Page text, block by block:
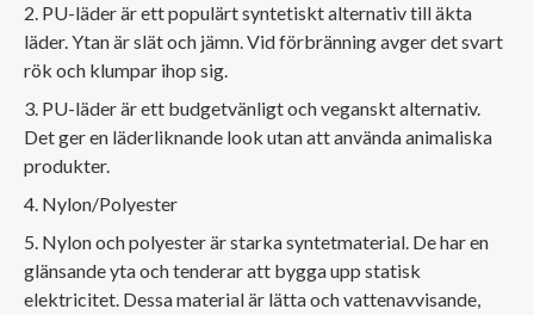
PU-läder är ett populärt syntetiskt alternativ till äkta
läder. Ytan är slät och jämn. Vid förbränning avger det svart
rök och klumpar ihop sig.
PU-läder är ett budgetvänligt och veganskt alternativ.
Det ger en läderliknande look utan att använda animaliska
produkter.
Nylon/Polyester
Nylon och polyester är starka syntetmaterial. De har en
glänsande yta och tenderar att bygga upp statisk
elektricitet. Dessa material är lätta och vattenavvisande,